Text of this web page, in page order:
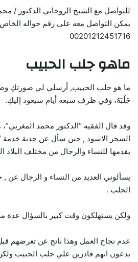
للتواصل مع الشيخ الروحاني الدكتور /
يمكن التواصل معه على رقم جواله الخاص
00201212451716
ماهو جلب الحبيب
ما هو جلب الحبيب, أرسلي لي صورتكِ
جَلْبَهُ، وفي ظرف سبعة أيام سيعود إليكِ.
وقد قال الفقيه “الدكتور محمد
السحر الاسود , حين سأل عن جدية خدمة
يقدمها للنساء والرجال من مختلف البلاد
يسألوني العديد من النساء و الرجال عن
الجلب .
ولكن يستهلكون وقت كبير بالسؤال عدة
عدم نجاح العمل وهذا ناتج عن تعرضهم
يدعون انهم قادرين علي جلب الحبيب